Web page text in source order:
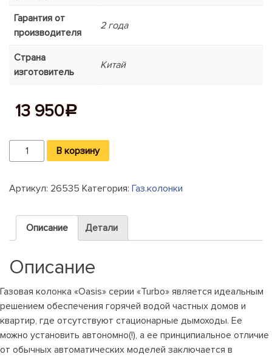
Гарантия от
производителя
2 года
Страна
изготовитель
Китай
13 950Р
Количество
Газовая
Oasis
turbo
В корзину
Артикул: 26535 Категория: Газ.колонки
Описание Детали
Описание
Газовая колонка «Oasis» серии «Turbo» является идеальным
решением обеспечения горячей водой частных домов и
квартир, где отсутствуют стационарные дымоходы. Ее
можно установить автономно(!), а ее принципиальное отличие
от обычных автоматических моделей заключается в